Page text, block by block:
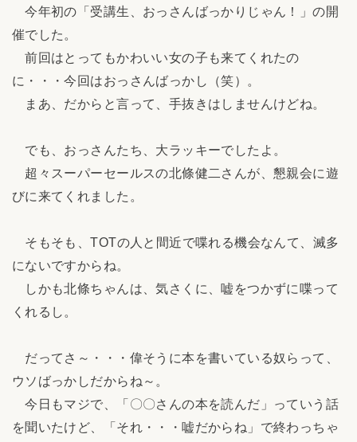
今年初の「受講生、おっさんばっかりじゃん！」の開
催でした。
前回はとってもかわいい女の子も来てくれたの
に・・・今回はおっさんばっかし（笑）。
まあ、だからと言って、手抜きはしませんけどね。
でも、おっさんたち、大ラッキーでしたよ。
超々スーパーセールスの北條健二さんが、懇親会に遊
びに来てくれました。
そもそも、TOTの人と間近で喋れる機会なんて、滅多
にないですからね。
しかも北條ちゃんは、気さくに、嘘をつかずに喋って
くれるし。
だってさ～・・・偉そうに本を書いている奴らって、
ウソばっかしだからね～。
今日もマジで、「〇〇さんの本を読んだ」っていう話
を聞いたけど、「それ・・・嘘だからね」で終わっちゃ